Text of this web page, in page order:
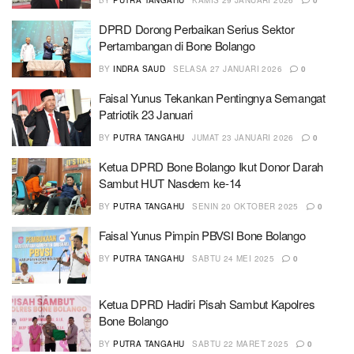
DPRD Dorong Perbaikan Serius Sektor
Pertambangan di Bone Bolango
BY INDRA SAUD SELASA 27 JANUARI 2026 0
Faisal Yunus Tekankan Pentingnya Semangat
Patriotik 23 Januari
BY PUTRA TANGAHU JUMAT 23 JANUARI 2026 0
Ketua DPRD Bone Bolango Ikut Donor Darah
Sambut HUT Nasdem ke-14
BY PUTRA TANGAHU SENIN 20 OKTOBER 2025 0
Faisal Yunus Pimpin PBVSI Bone Bolango
BY PUTRA TANGAHU SABTU 24 MEI 2025 0
Ketua DPRD Hadiri Pisah Sambut Kapolres
Bone Bolango
BY PUTRA TANGAHU SABTU 22 MARET 2025 0